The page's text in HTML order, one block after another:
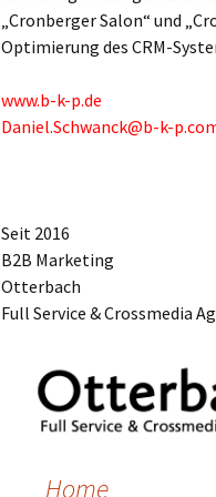
„Cronberger Salon“ und
Optimierung des CRM-
www.b-k-p.de
Daniel.Schwanck@b-k-
Seit 2016
B2B Marketing
Otterbach
Full Service & Crossmedia
Home